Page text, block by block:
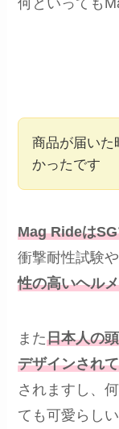
何といっても
商品が届いた
かったです
Mag Rideは
衝撃耐性試験
性の高いヘル
また日本人の
デザインされ
されますし、
ても可愛らしい